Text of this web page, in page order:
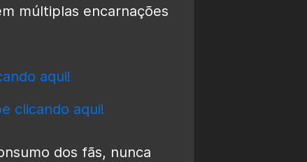
múltiplas encarnações
aqui!
clicando aqui!
dos fãs, nunca